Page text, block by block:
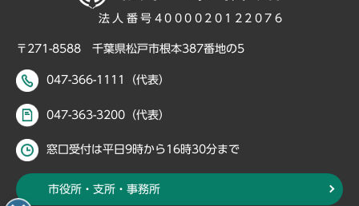
法人番号4000020122076
〒271-8588 千葉県松戸市根本387番地の5
047-366-1111（代表）
047-363-3200（代表）
窓口受付は平日9時から16時30分まで
市役所・支所・事務所